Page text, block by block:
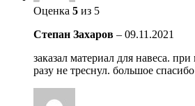
Оценка 5 из 5
Степан Захаров – 09.11.2021
заказал материал для навеса.
разу не треснул. большое спасибо